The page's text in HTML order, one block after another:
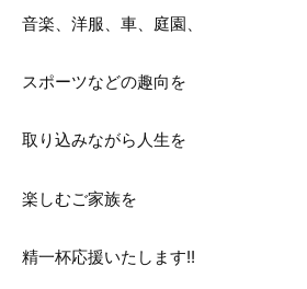
音楽、洋服、車、庭園、
スポーツなどの趣向を
取り込みながら人生を
楽しむご家族を
精一杯応援いたします!!